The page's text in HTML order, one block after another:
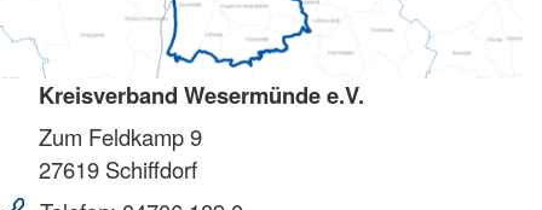
Kreisverband Wesermünde e.V.
Zum Feldkamp 9
27619 Schiffdorf